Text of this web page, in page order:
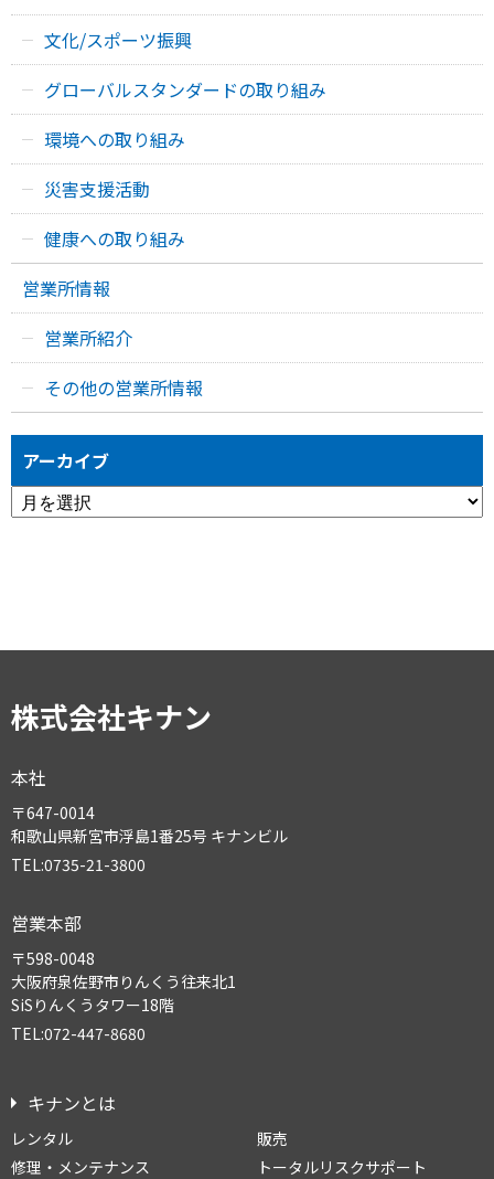
文化/スポーツ振興
グローバルスタンダードの取り組み
環境への取り組み
災害支援活動
健康への取り組み
営業所情報
営業所紹介
その他の営業所情報
アーカイブ
ア
ー
株式会社キナン
本社
〒647-0014
和歌山県新宮市浮島1番25号 キナンビル
TEL:0735-21-3800
営業本部
〒598-0048
大阪府泉佐野市りんくう往来北1
SiSりんくうタワー18階
TEL:072-447-8680
キナンとは
レンタル
販売
修理・メンテナンス
トータルリスクサポート